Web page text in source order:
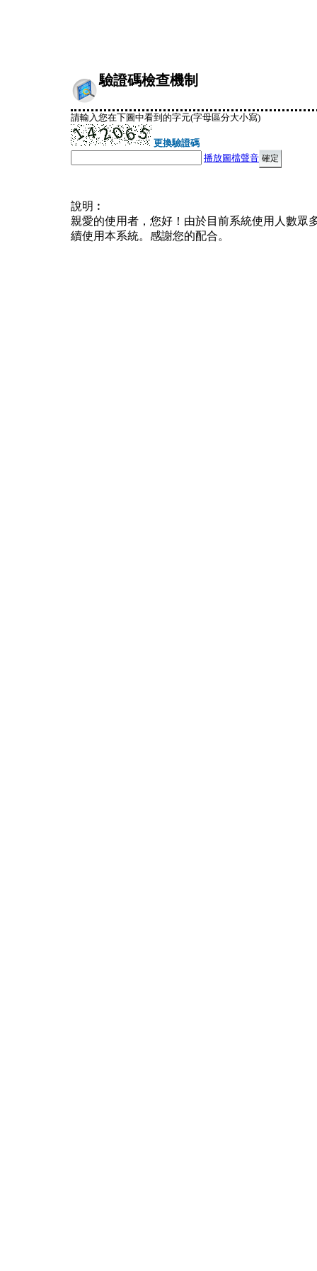
驗證碼檢查機制
請輸入您在下圖中看到的字元(字母區分大小寫)
更換驗證碼
播放圖檔聲音
說明︰
親愛的使用者，您好！由於目前系統使用人數眾
續使用本系統。感謝您的配合。